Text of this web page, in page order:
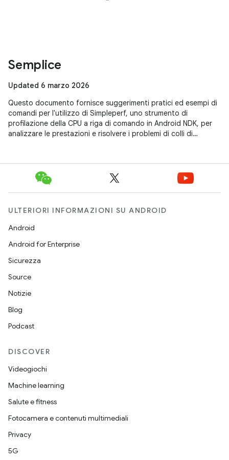
Semplice
Updated 6 marzo 2026
Questo documento fornisce suggerimenti pratici ed esempi di
comandi per l'utilizzo di Simpleperf, uno strumento di
profilazione della CPU a riga di comando in Android NDK, per
analizzare le prestazioni e risolvere i problemi di colli di
ULTERIORI INFORMAZIONI SU ANDROID
Android
Android for Enterprise
Sicurezza
Source
Notizie
Blog
Podcast
DISCOVER
Videogiochi
Machine learning
Salute e fitness
Fotocamera e contenuti multimediali
Privacy
5G